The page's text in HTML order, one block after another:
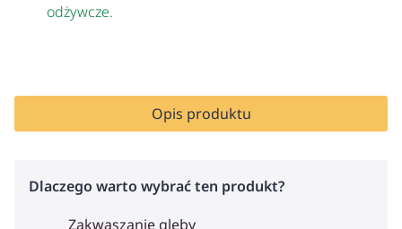
odżywcze.
Opis produktu
Dlaczego warto wybrać ten produkt?
Zakwaszanie gleby